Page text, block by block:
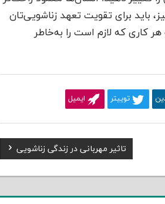
باید برای تقویت تعهد زناشویی‌تان
کاری که لازم است را به‌خاطر
توییتر ایمیل
Next
Post:
تاثیر مهربانی در زندگی زناشویی